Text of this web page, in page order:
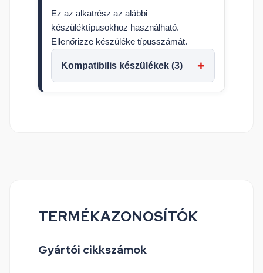
Ez az alkatrész az alábbi
készüléktípusokhoz használható.
Ellenőrizze készüléke típusszámát.
Kompatibilis készülékek (3)
TERMÉKAZONOSÍTÓK
Gyártói cikkszámok